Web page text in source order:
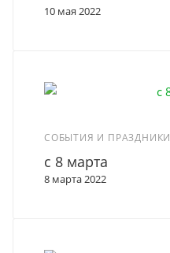
10 мая 2022
СОБЫТИЯ И ПРАЗДНИКИ
8 марта 2022
c 8 марта